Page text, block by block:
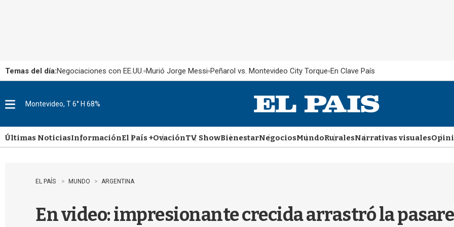
Temas del día:Negociaciones con EE.UU. Murió Jorge Messi Peñarol vs. Montevideo City Torque En Clave País
u
Montevideo, T 6° H 68%
Últimas NoticiasInformaciónEl País +OvaciónTV ShowBienestarNegociosMundoRuralesNarrativas visuales
EL PAÍS MUNDO ARGENTINA
En video: impresionante crecida arrastró la